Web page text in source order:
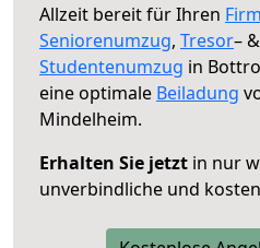
Allzeit bereit für Ihren
Seniorenumzug, Tresor– &
Studentenumzug in
eine optimale Beiladung
Mindelheim.
Erhalten Sie jetzt in nur
unverbindliche und